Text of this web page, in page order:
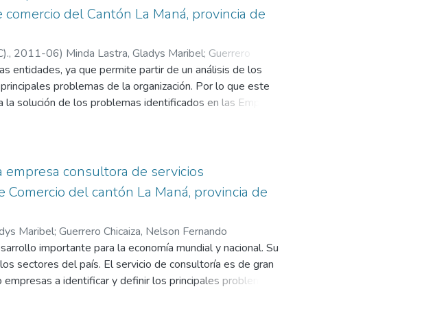
no experimental y transeccional, el análisis que
síntesis que evaluó el resultado del análisis para
datos e información, demostrando así la factibilidad y
el estudio de mercado, estudio técnico comercial,
ambiental, por lo tanto, es preciso el emprendimiento
involucrados, al cantón, la provincia y el país.
del Cantón La Maná, provincia de
2011-06) Minda Lastra, Gladys Maribel; Guerrero
entidades, ya que permite partir de un análisis de los
problemas de la organización. Por lo que este
solución de los problemas identificados en las Empresas
campo realizada se determinó que las Empresas de los
Consultora de Servicios Empresariales.
consultora de servicios
del cantón La Maná, provincia de
Maribel; Guerrero Chicaiza, Nelson Fernando
importante para la economía mundial y nacional. Su
sectores del país. El servicio de consultoría es de gran
a identificar y definir los principales problemas
fundamentales, sus objetivos emanados de la misión,